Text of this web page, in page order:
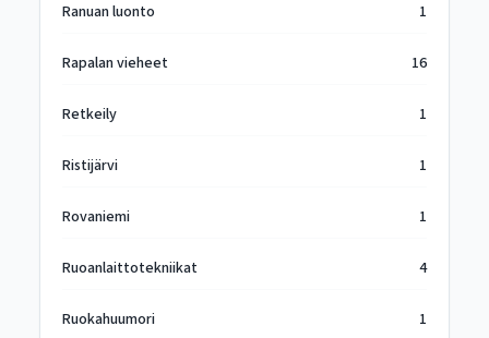
Ranuan luonto 1
Rapalan vieheet 16
Retkeily 1
Ristijärvi 1
Rovaniemi 1
Ruoanlaittotekniikat 4
Ruokahuumori 1